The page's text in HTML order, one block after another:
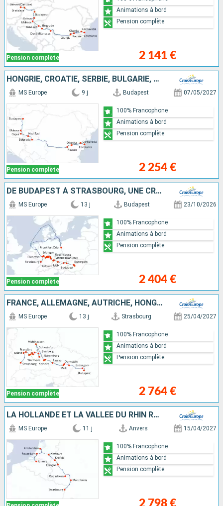
Pension complète 2 141 €
Animations à bord
Pension complète
HONGRIE, CROATIE, SERBIE, BULGARIE, ROUMANIE
Pension complète
MS Europe 9 j Budapest 07/05/2027
2 254 €
100% Francophone
Animations à bord
Pension complète
DE BUDAPEST À STRASBOURG, UNE CROISIÈRE TRANSEUROPÉENNE
Pension complète
MS Europe 13 j Budapest 23/10/2026
2 404 €
100% Francophone
Animations à bord
Pension complète
FRANCE, ALLEMAGNE, AUTRICHE, HONGRIE
Pension complète
MS Europe 13 j Strasbourg 25/04/2027
2 764 €
100% Francophone
Animations à bord
Pension complète
LA HOLLANDE ET LA VALLÉE DU RHIN ROMANTIQUE
MS Europe 11 j Anvers 15/04/2027
2 798 €
100% Francophone
Animations à bord
Pension complète